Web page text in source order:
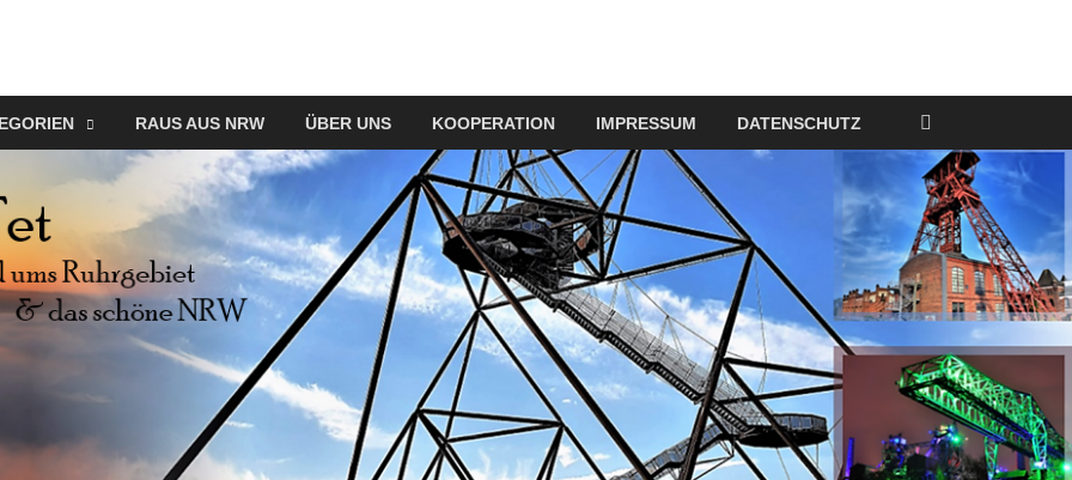
RAUS AUS NRW ÜBER UNS KOOPERATION IMPRESSUM DATENSCHUTZ